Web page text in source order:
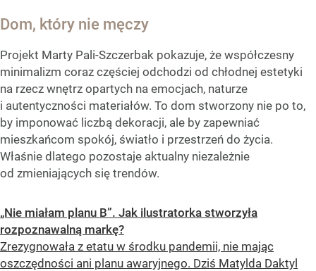
Dom, który nie męczy
Projekt Marty Pali-Szczerbak pokazuje, że współczesny
minimalizm coraz częściej odchodzi od chłodnej estetyki
na rzecz wnętrz opartych na emocjach, naturze
i autentyczności materiałów. To dom stworzony nie po to,
by imponować liczbą dekoracji, ale by zapewniać
mieszkańcom spokój, światło i przestrzeń do życia.
Właśnie dlatego pozostaje aktualny niezależnie
od zmieniających się trendów.
„Nie miałam planu B”. Jak ilustratorka stworzyła
rozpoznawalną markę?
Zrezygnowała z etatu w środku pandemii, nie mając
oszczędności ani planu awaryjnego. Dziś Matylda Daktyl